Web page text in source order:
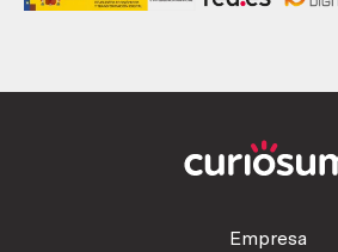
Empresa